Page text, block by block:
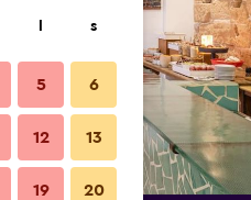
s
5 6
12 13
19 20